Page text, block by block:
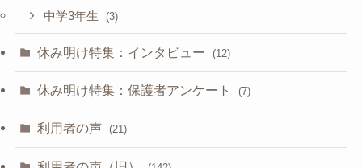
中学3年生 (3)
休み明け特集：インタビュー (12)
休み明け特集：保護者アンケート (7)
利用者の声 (21)